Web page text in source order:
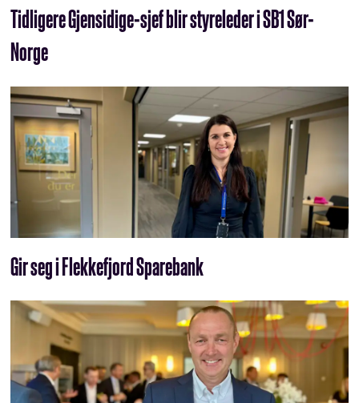
Tidligere Gjensidige-sjef blir styreleder i SB1 Sør-
Norge
Gir seg i Flekkefjord Sparebank